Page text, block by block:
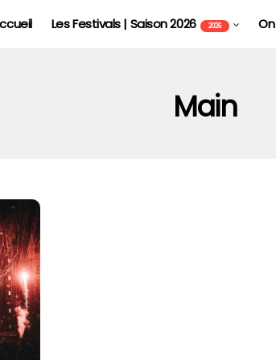
Les Festivals | Saison 2026 2026
Main